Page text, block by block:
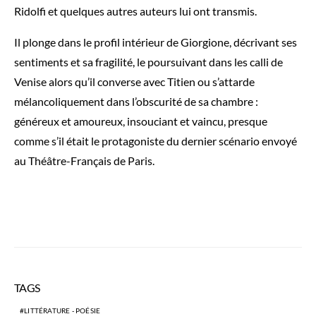
Ridolfi et quelques autres auteurs lui ont transmis.
Il plonge dans le profil intérieur de Giorgione, décrivant ses
sentiments et sa fragilité, le poursuivant dans les calli de
Venise alors qu’il converse avec Titien ou s’attarde
mélancoliquement dans l’obscurité de sa chambre :
généreux et amoureux, insouciant et vaincu, presque
comme s’il était le protagoniste du dernier scénario envoyé
au Théâtre-Français de Paris.
TAGS
LITTÉRATURE - POÉSIE